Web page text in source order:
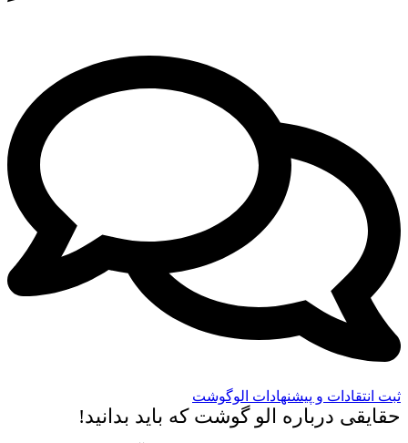
ثبت انتقادات و پیشنهادات الوگوشت
حقایقی درباره الو گوشت که باید بدانید!